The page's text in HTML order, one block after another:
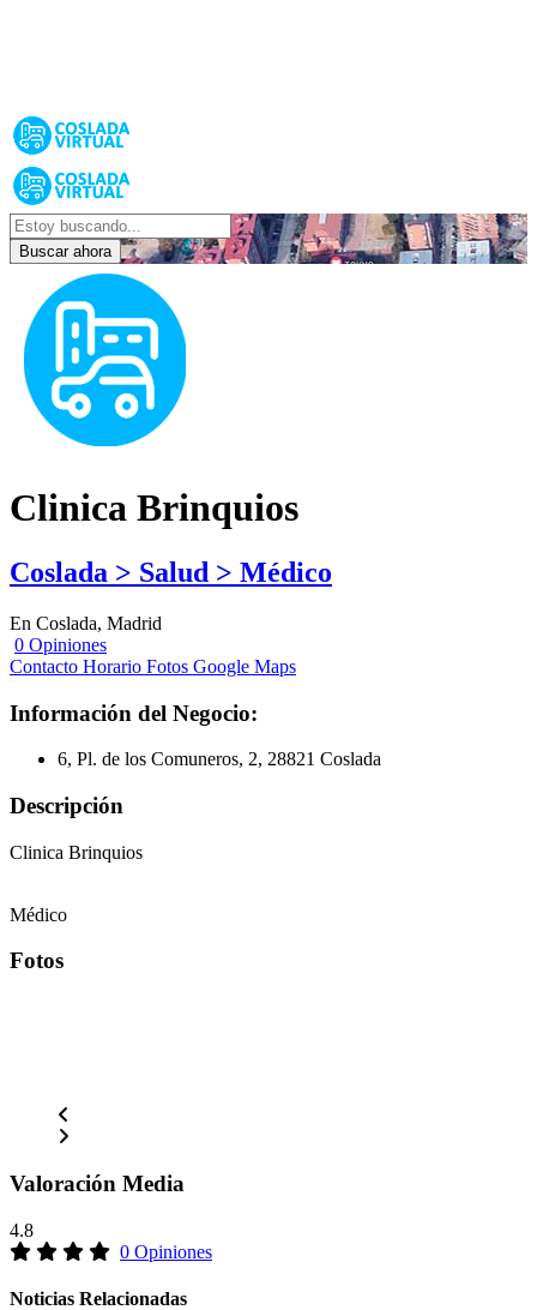
Buscar ahora
Clinica Brinquios
Coslada > Salud > Médico
En Coslada, Madrid
0 Opiniones
Contacto Horario Fotos Google Maps
Información del Negocio:
6, Pl. de los Comuneros, 2, 28821 Coslada
Descripción
Clinica Brinquios
Médico
Fotos
Valoración Media
4.8
0 Opiniones
Noticias Relacionadas